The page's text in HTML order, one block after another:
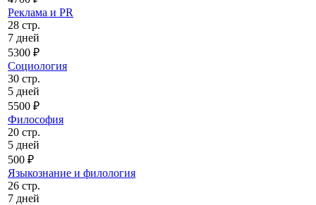
Реклама и PR
28 стр.
7 дней
5300 ₽
Социология
30 стр.
5 дней
5500 ₽
Философия
20 стр.
5 дней
500 ₽
Языкознание и филология
26 стр.
7 дней